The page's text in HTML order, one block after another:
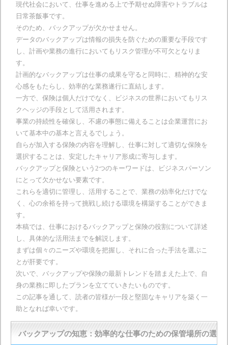
現代社会において、仕事を進める上で予期せぬ障害やトラブルは
日常茶飯事です。
そのため、バックアップが欠かせません。
データのバックアップは情報の損失を防ぐための重要な手段です
し、計画や業務の進行においてもリスク管理が不可欠となりま
す。
計画的なバックアップは仕事の成果を守ると同時に、精神的な安
心感をもたらし、効率的な業務遂行に直結します。
一方で、保険は個人だけでなく、ビジネスの世界においてもリス
クヘッジの手段として活用されます。
事業の持続性を確保し、不慮の事態に備えることは企業運営にお
いて基本中の基本と言えるでしょう。
自らが加入する保険の内容を理解し、仕事に対して適切な保険を
選択することは、安定したキャリア形成に寄与します。
バックアップと保険という2つのキーワードは、ビジネスパーソン
にとって欠かせない要素です。
これらを適切に管理し、活用することで、業務の効率化だけでな
く、心の余裕を持って挑戦し続ける環境を構築することができま
す。
本稿では、仕事におけるバックアップと保険の役割について詳述
し、具体的な活用法までを解説します。
まずは個々のニーズや環境を把握し、それに合った手法を選ぶこ
とが肝要です。
次いで、バックアップや保険の最新トレンドを踏まえた上で、自
身の業務に即したプランを立てていきたいものです。
この記事を通して、読者の皆様が一段と堅固なキャリアを築く一
助となれば幸いです。
バックアップの知恵：効率的な仕事のための保管場所の選